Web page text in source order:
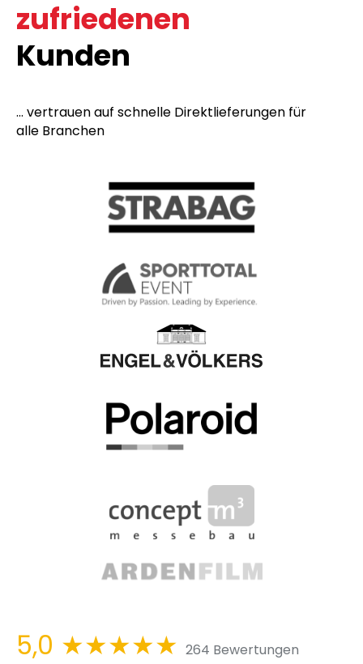
zufriedenen
Kunden
... vertrauen auf schnelle Direktlieferungen für
alle Branchen
5,0 ★★★★★ 264 Bewertungen